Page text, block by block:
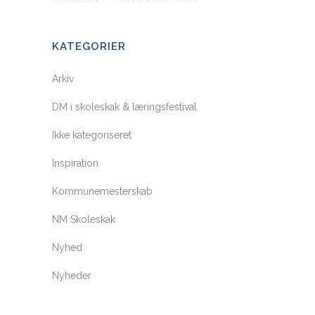
KATEGORIER
Arkiv
DM i skoleskak & læringsfestival
Ikke kategoriseret
Inspiration
Kommunemesterskab
NM Skoleskak
Nyhed
Nyheder